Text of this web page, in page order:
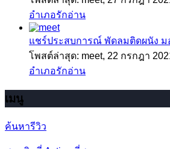
อำเภอรักอ่าน
แชร์ประสบการณ์ พัดลมติดผนัง ม
โพสต์ล่าสุด: meet, 22 กรกฎา
อำเภอรักอ่าน
เมนู
ค้นหารีวิว